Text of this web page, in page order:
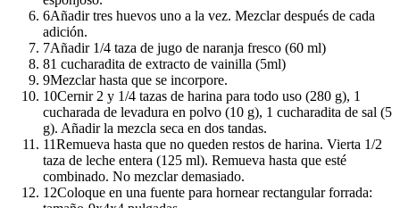
6Añadir tres huevos uno a la vez. Mezclar después de cada
adición.
7Añadir 1/4 taza de jugo de naranja fresco (60 ml)
81 cucharadita de extracto de vainilla (5ml)
9Mezclar hasta que se incorpore.
10Cernir 2 y 1/4 tazas de harina para todo uso (280 g), 1
cucharada de levadura en polvo (10 g), 1 cucharadita de sal (5
g). Añadir la mezcla seca en dos tandas.
11Remueva hasta que no queden restos de harina. Vierta 1/2
taza de leche entera (125 ml). Remueva hasta que esté
combinado. No mezclar demasiado.
12Coloque en una fuente para hornear rectangular forrada: